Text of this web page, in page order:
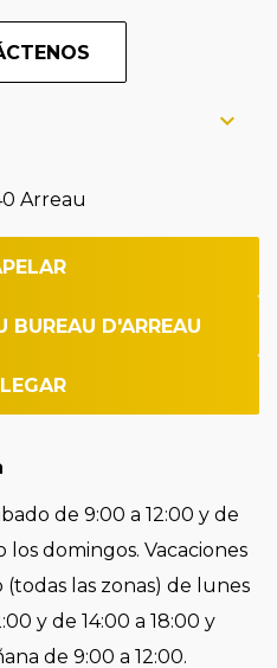
Arreau
BUREAU D'ARREAU
de 9:00 a 12:00 y de
los domingos. Vacaciones
las zonas) de lunes
y de 14:00 a 18:00 y
de 9:00 a 12:00.